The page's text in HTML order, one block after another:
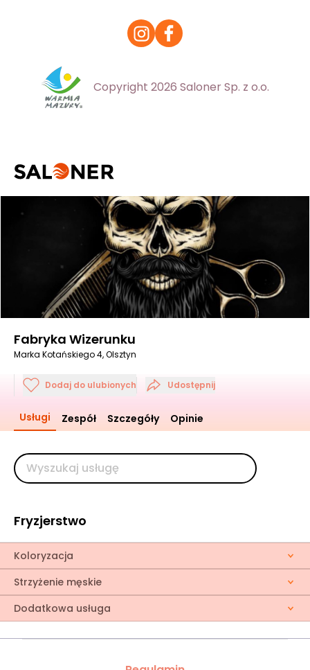
Copyright 2026 Saloner Sp. z o.o.
Fabryka Wizerunku
Marka Kotańskiego 4, Olsztyn
Dodaj do ulubionych Udostępnij
Usługi Zespół Szczegóły Opinie
Fryzjerstwo
Koloryzacja
Strzyżenie męskie
Dodatkowa usługa